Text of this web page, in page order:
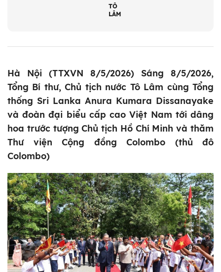
TÔ
LÂM
Hà Nội (TTXVN 8/5/2026) Sáng 8/5/2026,
Tổng Bí thư, Chủ tịch nước Tô Lâm cùng Tổng
thống Sri Lanka Anura Kumara Dissanayake
và đoàn đại biểu cấp cao Việt Nam tới dâng
hoa trước tượng Chủ tịch Hồ Chí Minh và thăm
Thư viện Cộng đồng Colombo (thủ đô
Colombo)